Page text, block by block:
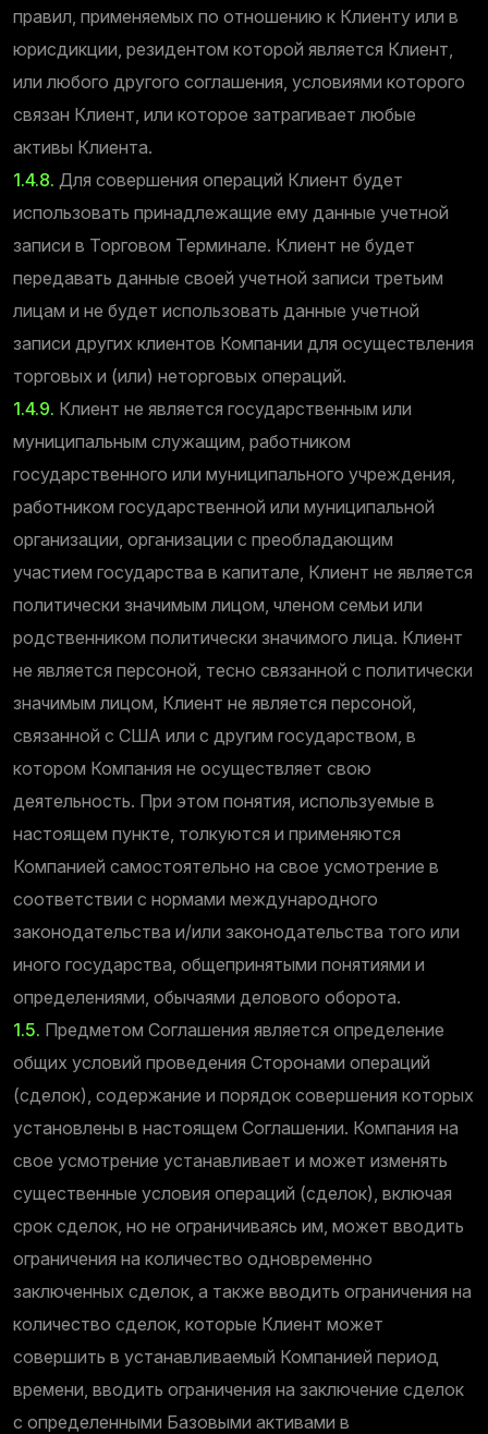
правил, применяемых по отношению к Клиенту или в
юрисдикции, резидентом которой является Клиент,
или любого другого соглашения, условиями которого
связан Клиент, или которое затрагивает любые
активы Клиента.
1.4.8. Для совершения операций Клиент будет
использовать принадлежащие ему данные учетной
записи в Торговом Терминале. Клиент не будет
передавать данные своей учетной записи третьим
лицам и не будет использовать данные учетной
записи других клиентов Компании для осуществления
торговых и (или) неторговых операций.
1.4.9. Клиент не является государственным или
муниципальным служащим, работником
государственного или муниципального учреждения,
работником государственной или муниципальной
организации, организации с преобладающим
участием государства в капитале, Клиент не является
политически значимым лицом, членом семьи или
родственником политически значимого лица. Клиент
не является персоной, тесно связанной с политически
значимым лицом, Клиент не является персоной,
связанной с США или с другим государством, в
котором Компания не осуществляет свою
деятельность. При этом понятия, используемые в
настоящем пункте, толкуются и применяются
Компанией самостоятельно на свое усмотрение в
соответствии с нормами международного
законодательства и/или законодательства того или
иного государства, общепринятыми понятиями и
определениями, обычаями делового оборота.
1.5. Предметом Соглашения является определение
общих условий проведения Сторонами операций
(сделок), содержание и порядок совершения которых
установлены в настоящем Соглашении. Компания на
свое усмотрение устанавливает и может изменять
существенные условия операций (сделок), включая
срок сделок, но не ограничиваясь им, может вводить
ограничения на количество одновременно
заключенных сделок, а также вводить ограничения на
количество сделок, которые Клиент может
совершить в устанавливаемый Компанией период
времени, вводить ограничения на заключение сделок
с определенными Базовыми активами в